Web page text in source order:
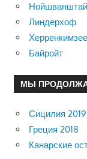
Линдерхоф
Херренкимзее
Байройт
МЫ
Сицилия 2019
Греция 2018
Канарские